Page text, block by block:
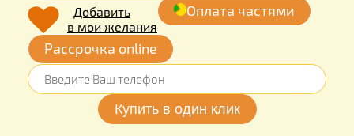
Добавить
в мои желания
Оплата частями
Рассрочка online